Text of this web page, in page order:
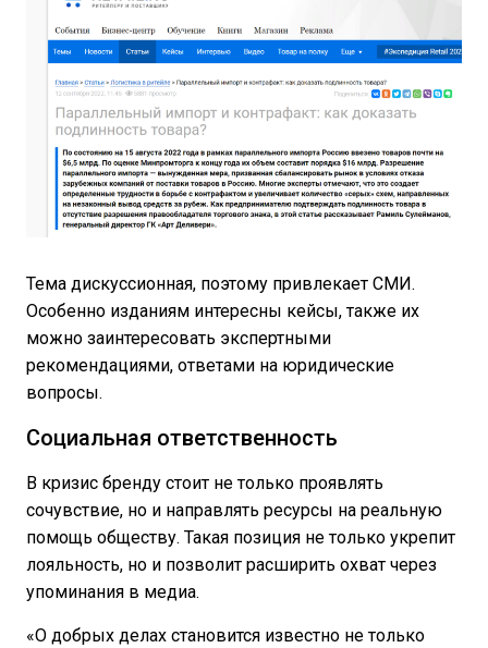
Тема дискуссионная, поэтому привлекает СМИ.
Особенно изданиям интересны кейсы, также их
можно заинтересовать экспертными
рекомендациями, ответами на юридические
вопросы.
Социальная ответственность
В кризис бренду стоит не только проявлять
сочувствие, но и направлять ресурсы на реальную
помощь обществу. Такая позиция не только укрепит
лояльность, но и позволит расширить охват через
упоминания в медиа.
«О добрых делах становится известно не только